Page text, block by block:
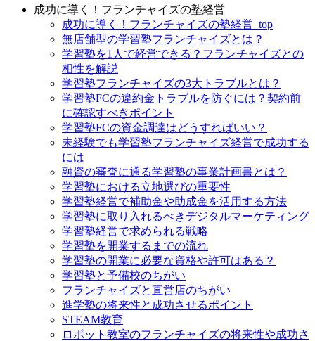
成功に導く！フランチャイズの塾経営
成功に導く！フランチャイズの塾経営_top
無店舗型の学習塾フランチャイズとは？
学習塾を1人で経営できる？フランチャイズとの
相性を解説
学習塾フランチャイズの3大トラブルとは？
学習塾FCの違約金トラブルを防ぐには？契約前
に確認すべきポイント
学習塾FCの資金調達はどうすればいい？
未経験でも学習塾フランチャイズ経営で成功する
には
融資の審査に通る学習塾の事業計画書とは？
学習塾における立地選びの重要性
学習塾経営で補助金や助成金を活用する方法
学習塾に取り入れるべきデジタルマーケティング
学習塾経営で求められる戦略
学習塾を開業するまでの流れ
学習塾の開業に必要な資格や許可はある？
学習塾と予備校のちがい
フランチャイズと直営店のちがい
進学塾の将来性と成功させるポイント
STEAM教育
ロボット教室のフランチャイズの将来性や成功さ